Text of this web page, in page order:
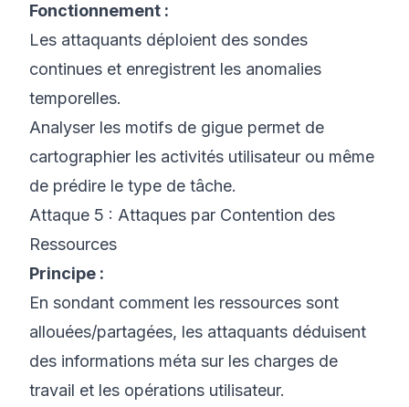
Fonctionnement :
Les attaquants déploient des sondes
continues et enregistrent les anomalies
temporelles.
Analyser les motifs de gigue permet de
cartographier les activités utilisateur ou même
de prédire le type de tâche.
Attaque 5 : Attaques par Contention des
Ressources
Principe :
En sondant comment les ressources sont
allouées/partagées, les attaquants déduisent
des informations méta sur les charges de
travail et les opérations utilisateur.